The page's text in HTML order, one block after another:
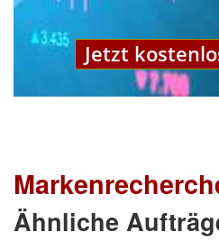
Jetzt
Ähnliche